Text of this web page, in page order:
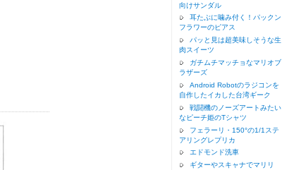
向けサンダル
耳たぶに噛み付く！パックン
フラワーのピアス
パッと見は超美味しそうな生
肉スイーツ
ガチムチマッチョなマリオブ
ラザーズ
Android Robotのラジコンを
自作したイカした台湾ギーク
戦闘機のノーズアートみたい
なピーチ姫のTシャツ
フェラーリ・150°の1/1ステ
アリングレプリカ
エドモンド洗車
ギターやスキャナでマリリ